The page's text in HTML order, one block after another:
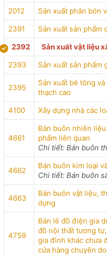
2012
Sản xuất phân bón
2391
Sản xuất sản phẩm
2392
Sản xuất vật liệu
2393
Sản xuất sản phẩm
2395
Sản xuất bê tông
thạch cao
4100
Xây dựng nhà các
4661
Bán buôn nhiên
phẩm liên quan
Chi tiết: Bán buôn
4662
Bán buôn kim loại
Chi tiết: Bán buôn
4663
Bán buôn vật liệu,
dựng
4759
Bán lẻ đồ điện gia
đồ nội thất tương
gia đình khác chưa
cửa hàng chuyên